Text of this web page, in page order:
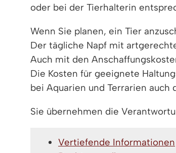
oder bei der Tierhalterin
Wenn Sie planen, ein Tier
Der tägliche Napf mit
Auch mit den
Die Kosten für geeignete
bei Aquarien und Terrarien
Sie übernehmen die
Vertiefende Informationen